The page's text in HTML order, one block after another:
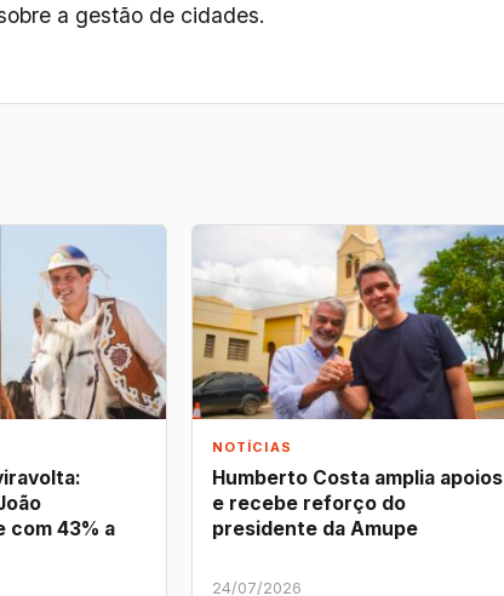
a gestão de cidades.
com 43% a
NOTÍCIAS
Humberto Costa amplia apoios
e recebe reforço do
presidente da Amupe
24/07/2026